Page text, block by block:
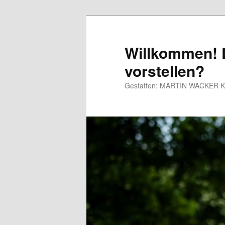
Willkommen!
vorstellen?
Gestatten: MARTIN WACKER